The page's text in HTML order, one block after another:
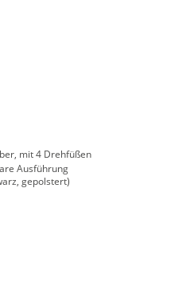
mit 4 Drehfüßen
Ausführung
gepolstert)